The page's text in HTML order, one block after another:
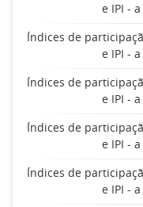
e IPI -
Índices de
e IPI -
Índices de
e IPI -
Índices de
e IPI -
Índices de
e IPI -